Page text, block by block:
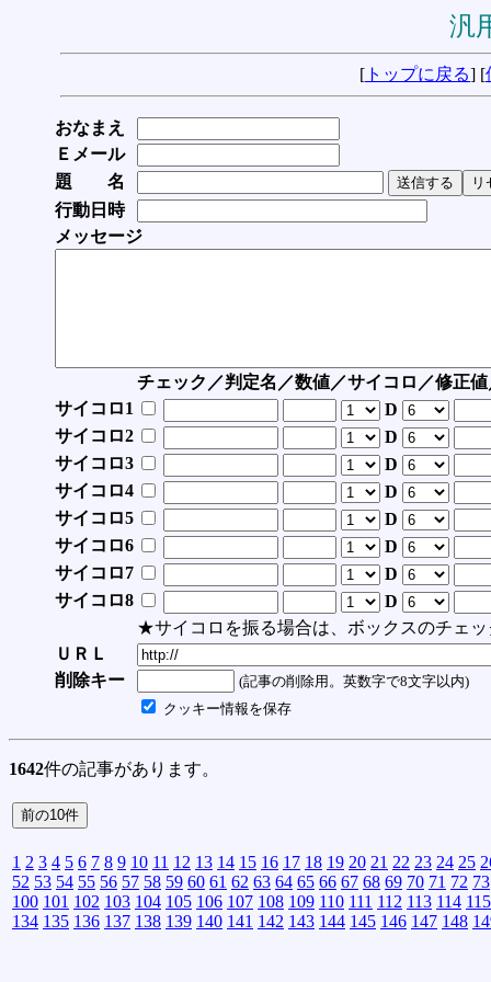
汎
[ トップに戻る] [
おなまえ
Ｅメール
題 名
行動日時
メッセージ
チェック／判定名／数値／サイコロ／修正
サイコロ1
D
サイコロ2
D
サイコロ3
D
サイコロ4
D
サイコロ5
D
サイコロ6
D
サイコロ7
D
サイコロ8
D
★サイコロを振る場合は、ボックスのチェッ
ＵＲＬ
削除キー
(記事の削除用。英数字で8文字以内)
クッキー情報を保存
1642件の記事があります。
1 2 3 4 5 6 7 8 9 10 11 12 13 14 15 16 17 18 19 20 21 22 23 24 25
52 53 54 55 56 57 58 59 60 61 62 63 64 65 66 67 68 69 70 71 72 73
100 101 102 103 104 105 106 107 108 109 110 111 112 113 114 115
134 135 136 137 138 139 140 141 142 143 144 145 146 147 148